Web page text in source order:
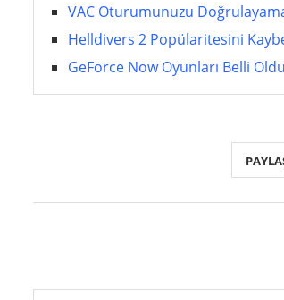
VAC Oturumunuzu
Helldivers 2 Popülaritesini
GeForce Now Oyunları Belli Oldu